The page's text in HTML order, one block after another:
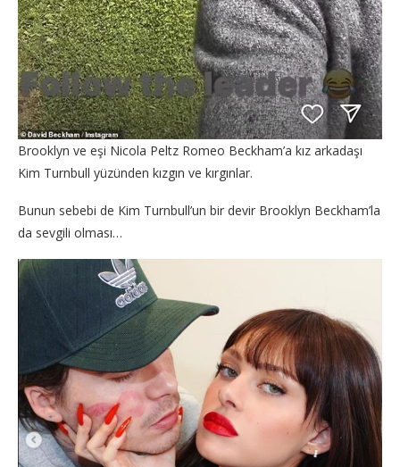
Brooklyn ve eşi Nicola Peltz Romeo Beckham’a kız arkadaşı
Kim Turnbull yüzünden kızgın ve kırgınlar.
Bunun sebebi de Kim Turnbull’un bir devir Brooklyn Beckham’la
da sevgili olması…